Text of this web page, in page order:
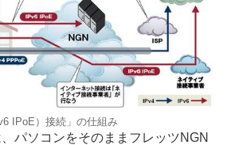
IPoE）接続」の仕組み
パソコンをそのままフレッツNGN